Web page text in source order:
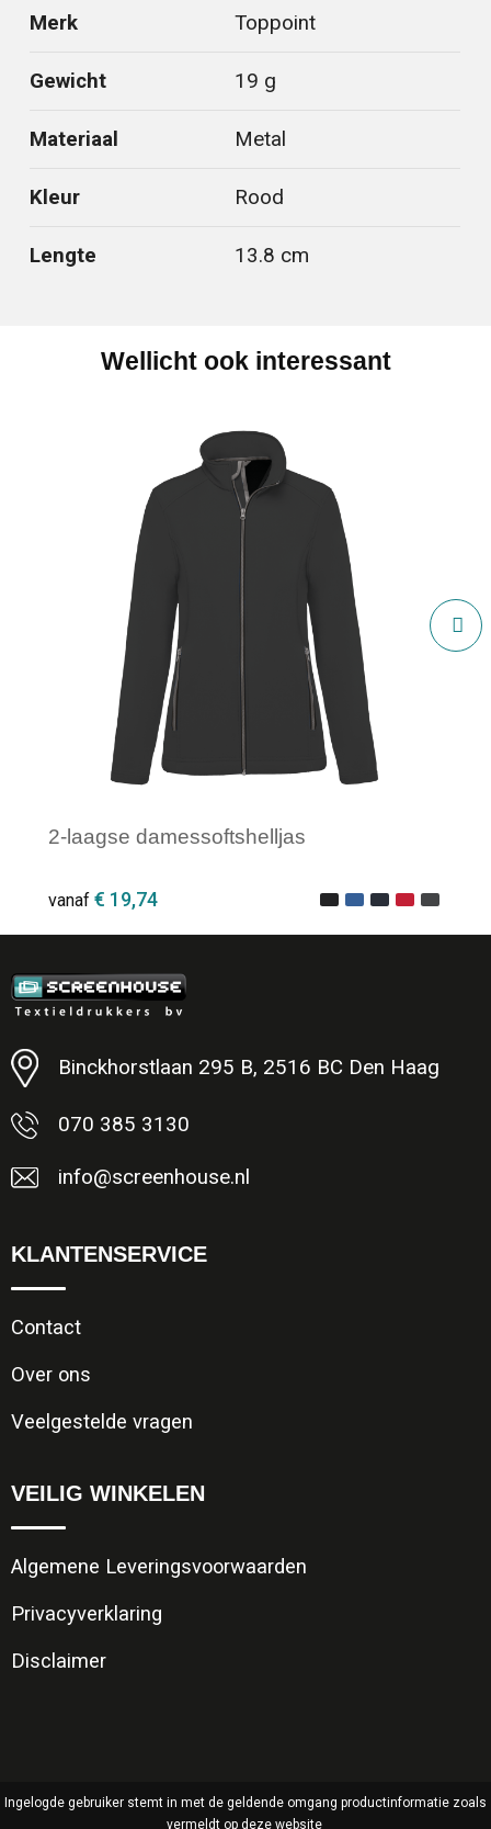
Merk Toppoint
Gewicht 19 g
Materiaal Metal
Kleur Rood
Lengte 13.8 cm
Wellicht ook interessant
2-laagse damessoftshelljas
vanaf € 19,74
Minimale afname: 1
Binckhorstlaan 295 B, 2516 BC Den Haag
070 385 3130
info@screenhouse.nl
KLANTENSERVICE
Contact
Over ons
Veelgestelde vragen
VEILIG WINKELEN
Algemene Leveringsvoorwaarden
Privacyverklaring
Disclaimer
Ingelogde gebruiker stemt in met de geldende omgang productinformatie zoals
vermeldt op deze website